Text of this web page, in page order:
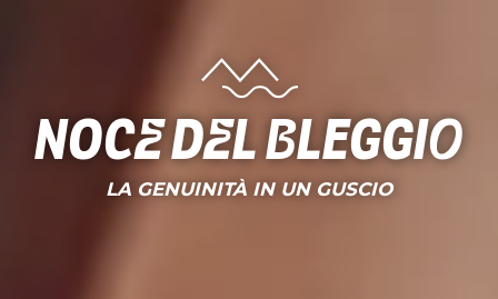
Noce del Bleggio
LA GENUINITÀ IN UN GUSCIO